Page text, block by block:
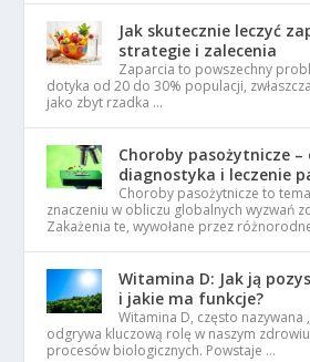
Jak skutecznie leczyć
strategie i zalecenia
Zaparcia to powszechny
dotyka od 20 do 30% populacji,
jako zbyt rzadka …
Choroby pasożytnicze –
diagnostyka i leczenie
Choroby pasożytnicze to
znaczeniu w obliczu globalnych wyzwań
Zakażenia te, wywołane przez
Witamina D: Jak ją
i jakie ma funkcje?
Witamina D, często nazywana
odgrywa kluczową rolę w naszym
procesów biologicznych. Powstaje …